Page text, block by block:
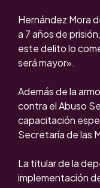
Hernández Mora
a 7 años de
este delito lo
será mayor».
Además de la
contra el Abuso
capacitación
Secretaría de las
La titular de la
implementación